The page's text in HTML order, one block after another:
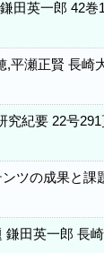
田英一郎 42巻
,平瀬正賢 長崎
究紀要 22号291
ツの成果と課
鎌田英一郎 長